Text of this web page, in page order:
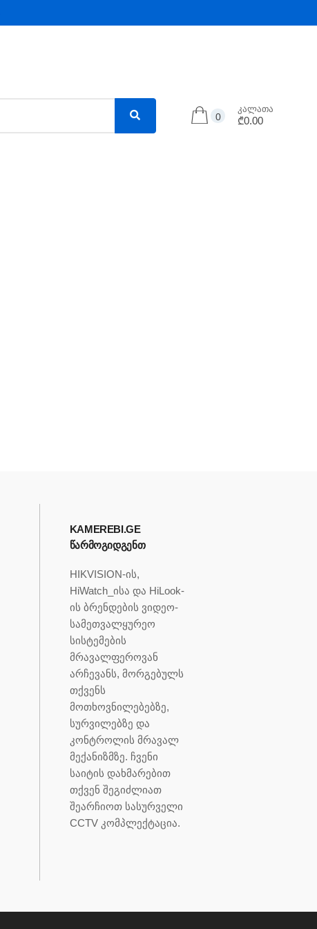
0
კალათა
₾0.00
KAMEREBI.GE
ᲬᲐᲠᲛᲝᲒᲘᲓᲒᲔᲜᲗ
HIKVISION-ის,
HiWatch_ისა და HiLook-
ის ბრენდების ვიდეო-
სამეთვალყურეო
სისტემების
მრავალფეროვან
არჩევანს, მორგებულს
თქვენს
მოთხოვნილებებზე,
სურვილებზე და
კონტროლის მრავალ
მექანიზმზე. ჩვენი
საიტის დახმარებით
თქვენ შეგიძლიათ
შეარჩიოთ სასურველი
CCTV კომპლექტაცია.